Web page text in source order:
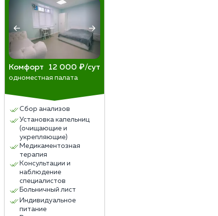
Комфорт 12 000 ₽/сут
одноместная палата
Сбор анализов
Установка капельниц
(очищающие и
укрепляющие)
Медикаментозная
терапия
Консультации и
наблюдение
специалистов
Больничный лист
Индивидуальное
питание